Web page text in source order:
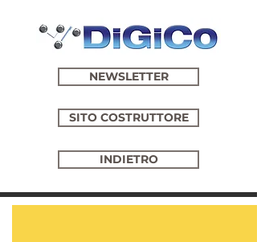
NEWSLETTER
SITO COSTRUTTORE
INDIETRO